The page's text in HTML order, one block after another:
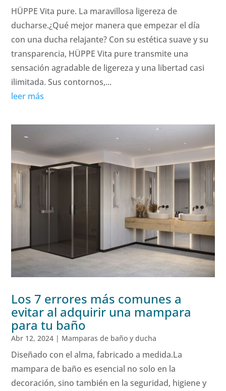
HÜPPE Vita pure. La maravillosa ligereza de
ducharse.¿Qué mejor manera que empezar el día
con una ducha relajante? Con su estética suave y su
transparencia, HÜPPE Vita pure transmite una
sensación agradable de ligereza y una libertad casi
ilimitada. Sus contornos,...
leer más
Los 7 errores más comunes a
evitar al adquirir una mampara
para tu baño
Abr 12, 2024 | Mamparas de baño y ducha
Diseñado con el alma, fabricado a medida.La
mampara de baño es esencial no solo en la
decoración, sino también en la seguridad, higiene y